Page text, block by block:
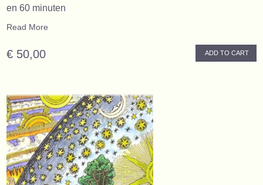
en 60 minuten
Read More
€ 50,00 ADD TO CART